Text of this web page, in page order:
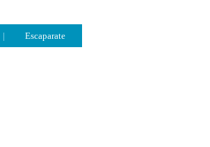
| Escaparate